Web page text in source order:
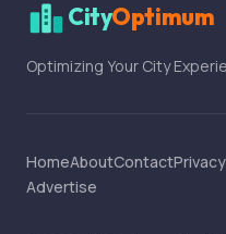
CityOptimum
Optimizing Your City
HomeAboutContact
Advertise